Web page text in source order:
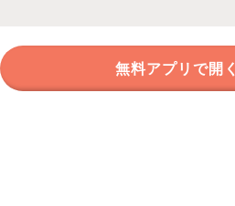
無料アプリで開く